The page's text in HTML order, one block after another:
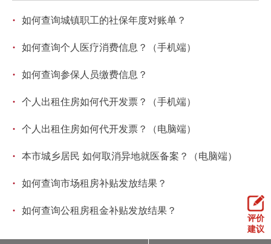
绿色北京 图说北京
多语种
ENGLISH 한국어
ESPAÑOL العربية
ITALIANO
· 如何查询城镇职工的社保年度对账单？
· 如何查询个人医疗消费信息？（手机端）
· 如何查询参保人员缴费信息？
· 个人出租住房如何代开发票？（手机端）
· 个人出租住房如何代开发票？（电脑端）
· 本市城乡居民 如何取消异地就医备案？（电脑端）
· 如何查询市场租房补贴发放结果？
· 如何查询公租房租金补贴发放结果？
评价
建议